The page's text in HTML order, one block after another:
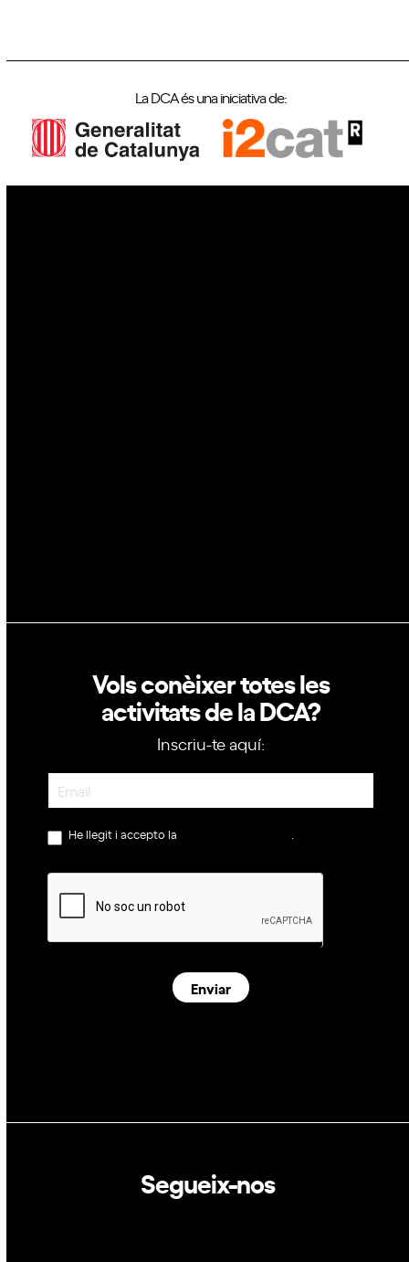
La DCA és una iniciativa de:
Vols conèixer totes les
activitats de la DCA?
Inscriu-te aquí:
Newsletter
He llegit i accepto la
Enviar
Segueix-nos